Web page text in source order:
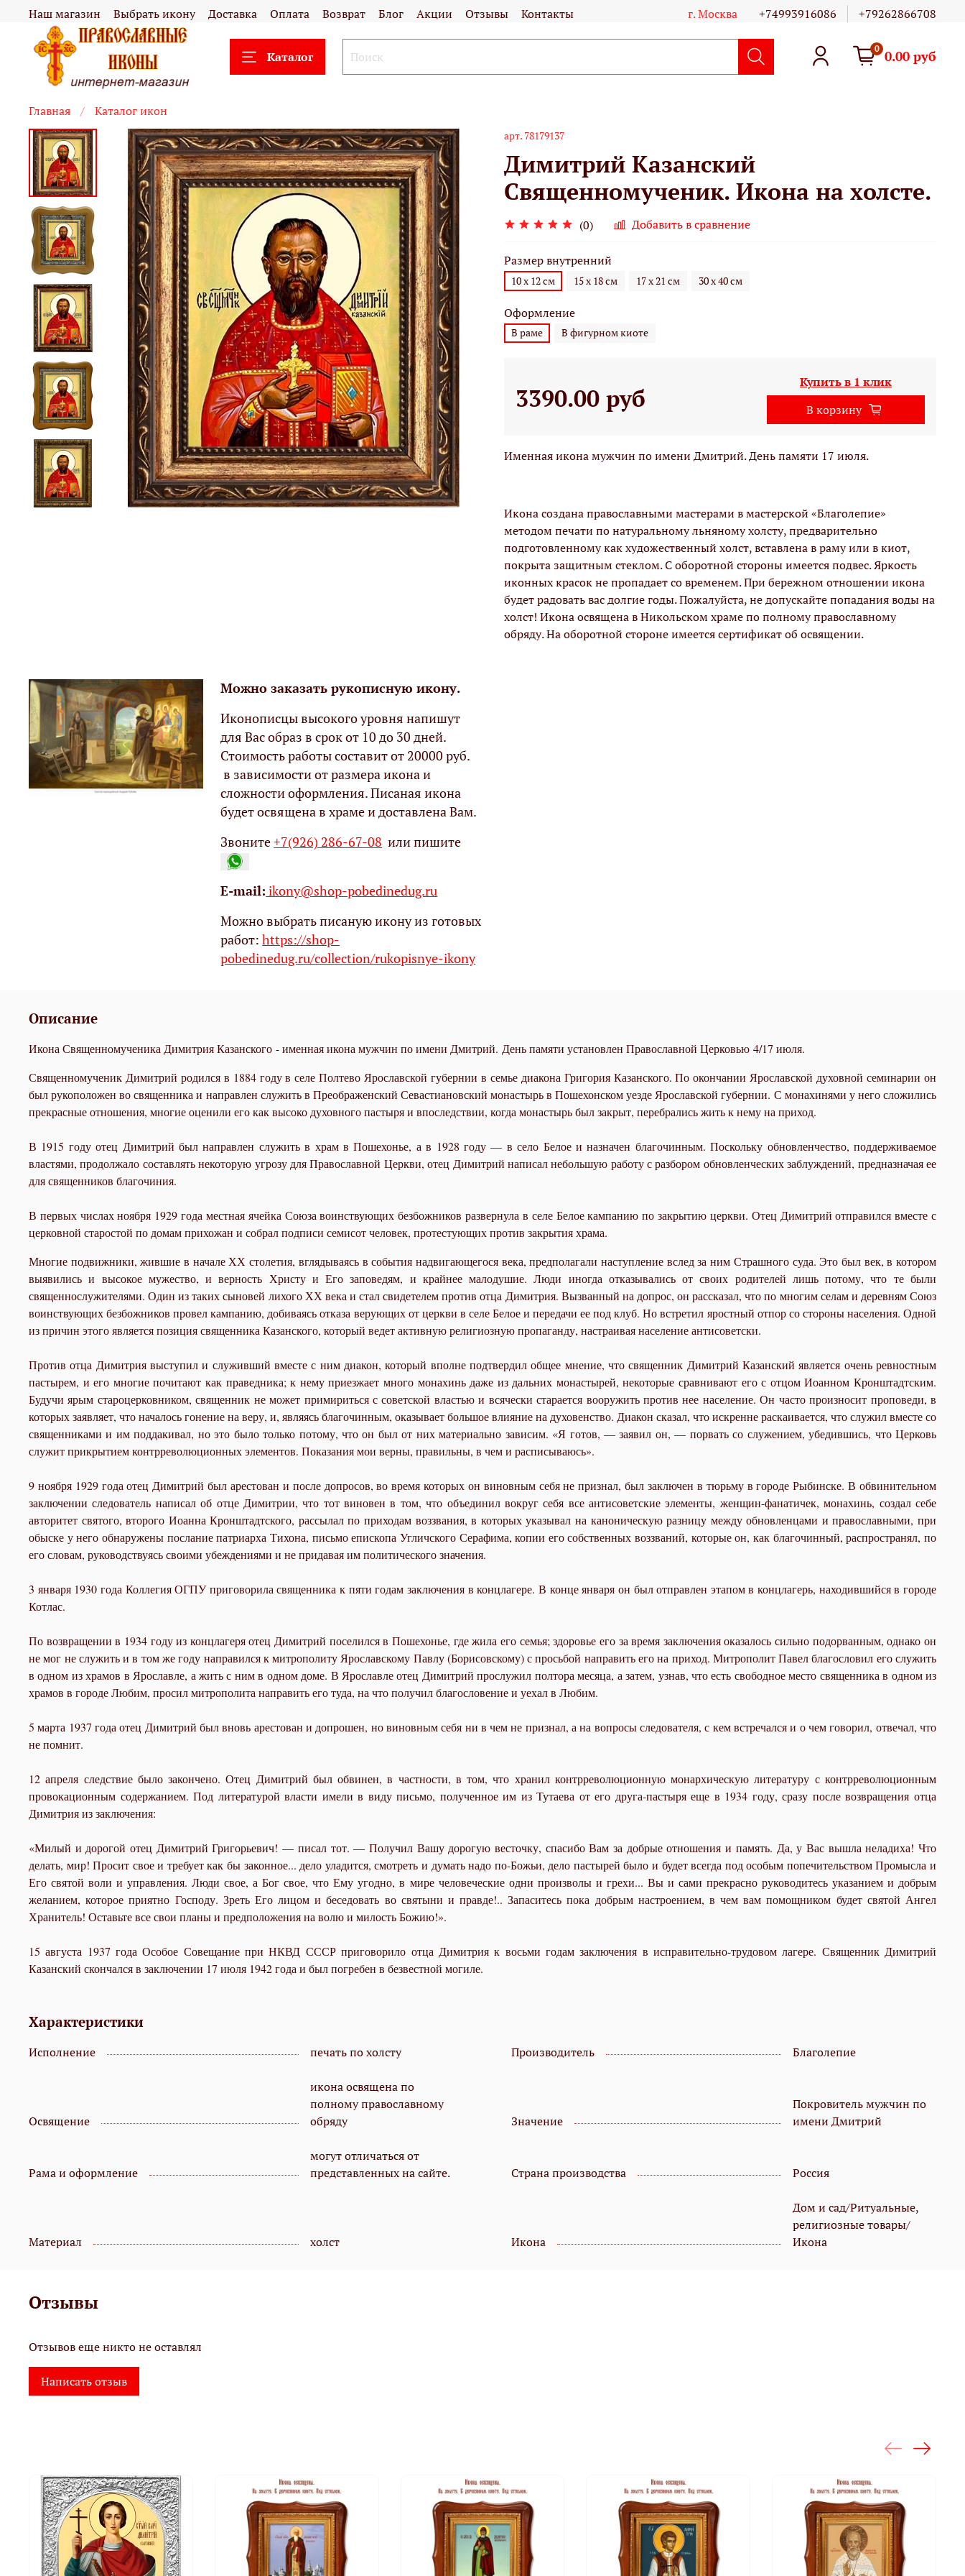
Наш магазин Выбрать икону Доставка Оплата Возврат Блог Акции Отзывы Контакты г. Москва +74993916086 +79262866708
Каталог
0 0.00 руб
Главная Каталог икон
арт. 78179137
Димитрий Казанский
Священномученик. Икона на холсте.
(0) Добавить в сравнение
Размер внутренний
10 х 12 см 15 х 18 см 17 х 21 см 30 х 40 см
Оформление
В раме В фигурном киоте
3390.00 руб
Купить в 1 клик
В корзину
Именная икона мужчин по имени Дмитрий. День памяти 17 июля.
Икона создана православными мастерами в мастерской «Благолепие»
методом печати по натуральному льняному холсту, предварительно
подготовленному как художественный холст, вставлена в раму или в киот,
покрыта защитным стеклом. С оборотной стороны имеется подвес. Яркость
иконных красок не пропадает со временем. При бережном отношении икона
будет радовать вас долгие годы. Пожалуйста, не допускайте попадания воды на
холст! Икона освящена в Никольском храме по полному православному
обряду. На оборотной стороне имеется сертификат об освящении.
Можно заказать рукописную икону.
Иконописцы высокого уровня напишут
для Вас образ в срок от 10 до 30 дней.
Стоимость работы составит от 20000 руб.
в зависимости от размера икона и
сложности оформления. Писаная икона
будет освящена в храме и доставлена Вам.
Звоните+7(926) 286-67-08 или пишите
Е-mail: ikony@shop-pobedinedug.ru
Можно выбрать писаную икону из готовых
работ:https://shop-
pobedinedug.ru/collection/rukopisnye-ikony
Описание
Икона Священномученика Димитрия Казанского - именная икона мужчин по имени Дмитрий. День памяти установлен Православной Церковью 4/17 июля.
Священномученик Димитрий родился в 1884 году в селе Полтево Ярославской губернии в семье диакона Григория Казанского. По окончании Ярославской духовной семинарии он
был рукоположен во священника и направлен служить в Преображенский Севастиановский монастырь в Пошехонском уезде Ярославской губернии. С монахинями у него сложились
прекрасные отношения, многие оценили его как высоко духовного пастыря и впоследствии, когда монастырь был закрыт, перебрались жить к нему на приход.
В 1915 году отец Димитрий был направлен служить в храм в Пошехонье, а в 1928 году — в село Белое и назначен благочинным. Поскольку обновленчество, поддерживаемое
властями, продолжало составлять некоторую угрозу для Православной Церкви, отец Димитрий написал небольшую работу с разбором обновленческих заблуждений, предназначая ее
для священников благочиния.
В первых числах ноября 1929 года местная ячейка Союза воинствующих безбожников развернула в селе Белое кампанию по закрытию церкви. Отец Димитрий отправился вместе с
церковной старостой по домам прихожан и собрал подписи семисот человек, протестующих против закрытия храма.
Многие подвижники, жившие в начале ХХ столетия, вглядываясь в события надвигающегося века, предполагали наступление вслед за ним Страшного суда. Это был век, в котором
выявились и высокое мужество, и верность Христу и Его заповедям, и крайнее малодушие. Люди иногда отказывались от своих родителей лишь потому, что те были
священнослужителями. Один из таких сыновей лихого ХХ века и стал свидетелем против отца Димитрия. Вызванный на допрос, он рассказал, что по многим селам и деревням Союз
воинствующих безбожников провел кампанию, добиваясь отказа верующих от церкви в селе Белое и передачи ее под клуб. Но встретил яростный отпор со стороны населения. Одной
из причин этого является позиция священника Казанского, который ведет активную религиозную пропаганду, настраивая население антисоветски.
Против отца Димитрия выступил и служивший вместе с ним диакон, который вполне подтвердил общее мнение, что священник Димитрий Казанский является очень ревностным
пастырем, и его многие почитают как праведника; к нему приезжает много монахинь даже из дальних монастырей, некоторые сравнивают его с отцом Иоанном Кронштадтским.
Будучи ярым староцерковником, священник не может примириться с советской властью и всячески старается вооружить против нее население. Он часто произносит проповеди, в
которых заявляет, что началось гонение на веру, и, являясь благочинным, оказывает большое влияние на духовенство. Диакон сказал, что искренне раскаивается, что служил вместе со
священниками и им поддакивал, но это было только потому, что он был от них материально зависим. «Я готов, — заявил он, — порвать со служением, убедившись, что Церковь
служит прикрытием контрреволюционных элементов. Показания мои верны, правильны, в чем и расписываюсь».
9 ноября 1929 года отец Димитрий был арестован и после допросов, во время которых он виновным себя не признал, был заключен в тюрьму в городе Рыбинске. В обвинительном
заключении следователь написал об отце Димитрии, что тот виновен в том, что объединил вокруг себя все антисоветские элементы, женщин-фанатичек, монахинь, создал себе
авторитет святого, второго Иоанна Кронштадтского, рассылал по приходам воззвания, в которых указывал на каноническую разницу между обновленцами и православными, при
обыске у него обнаружены послание патриарха Тихона, письмо епископа Угличского Серафима, копии его собственных воззваний, которые он, как благочинный, распространял, по
его словам, руководствуясь своими убеждениями и не придавая им политического значения.
3 января 1930 года Коллегия ОГПУ приговорила священника к пяти годам заключения в концлагере. В конце января он был отправлен этапом в концлагерь, находившийся в городе
Котлас.
По возвращении в 1934 году из концлагеря отец Димитрий поселился в Пошехонье, где жила его семья; здоровье его за время заключения оказалось сильно подорванным, однако он
не мог не служить и в том же году направился к митрополиту Ярославскому Павлу (Борисовскому) с просьбой направить его на приход. Митрополит Павел благословил его служить
в одном из храмов в Ярославле, а жить с ним в одном доме. В Ярославле отец Димитрий прослужил полтора месяца, а затем, узнав, что есть свободное место священника в одном из
храмов в городе Любим, просил митрополита направить его туда, на что получил благословение и уехал в Любим.
5 марта 1937 года отец Димитрий был вновь арестован и допрошен, но виновным себя ни в чем не признал, а на вопросы следователя, с кем встречался и о чем говорил, отвечал, что
не помнит.
12 апреля следствие было закончено. Отец Димитрий был обвинен, в частности, в том, что хранил контрреволюционную монархическую литературу с контрреволюционным
провокационным содержанием. Под литературой власти имели в виду письмо, полученное им из Тутаева от его друга-пастыря еще в 1934 году, сразу после возвращения отца
Димитрия из заключения:
«Милый и дорогой отец Димитрий Григорьевич! — писал тот. — Получил Вашу дорогую весточку, спасибо Вам за добрые отношения и память. Да, у Вас вышла неладиха! Что
делать, мир! Просит свое и требует как бы законное... дело уладится, смотреть и думать надо по-Божьи, дело пастырей было и будет всегда под особым попечительством Промысла и
Его святой воли и управления. Люди свое, а Бог свое, что Ему угодно, в мире человеческие одни произволы и грехи... Вы и сами прекрасно руководитесь указанием и добрым
желанием, которое приятно Господу. Зреть Его лицом и беседовать во святыни и правде!.. Запаситесь пока добрым настроением, в чем вам помощником будет святой Ангел
Хранитель! Оставьте все свои планы и предположения на волю и милость Божию!».
15 августа 1937 года Особое Совещание при НКВД СССР приговорило отца Димитрия к восьми годам заключения в исправительно-трудовом лагере. Священник Димитрий
Казанский скончался в заключении 17 июля 1942 года и был погребен в безвестной могиле.
Характеристики
Исполнение печать по холсту Производитель Благолепие
Освящение
икона освящена по
полному православному
обряду
Значение
Покровитель мужчин по
имени Дмитрий
Рама и оформление
могут отличаться от
представленных на сайте.
Страна производства Россия
Материал холст Икона
Дом и сад/Ритуальные,
религиозные товары/
Икона
Отзывы
Отзывов еще никто не оставлял
Написать отзыв